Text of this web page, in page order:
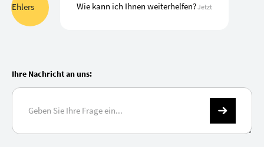
Wie kann ich Ihnen weiterhelfen?Jetzt
Ihre Nachricht an uns: